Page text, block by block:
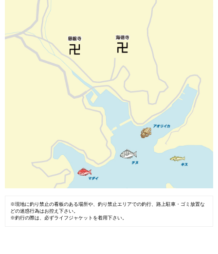
※現地に釣り禁止の看板のある場所や、釣り禁止エリアでの釣行、路上駐車・ゴミ放置な
どの迷惑行為はお控え下さい。
※釣行の際は、必ずライフジャケットを着用下さい。